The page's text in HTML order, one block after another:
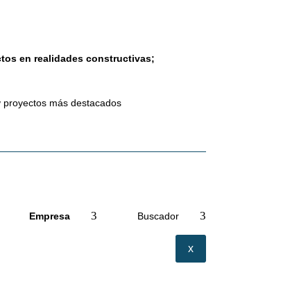
en realidades constructivas;
más destacados
Empresa Buscador
x